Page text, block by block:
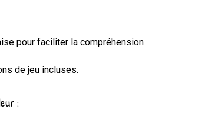
pour faciliter la compréhension
de jeu incluses.
: